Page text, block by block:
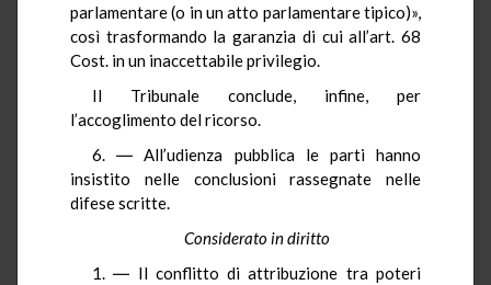
parlamentare (o in un atto parlamentare tipico)»,
così trasformando la garanzia di cui all’art. 68
Cost. in un inaccettabile privilegio.
Il Tribunale conclude, infine, per
l’accoglimento del ricorso.
6. ― All’udienza pubblica le parti hanno
insistito nelle conclusioni rassegnate nelle
difese scritte.
Considerato in diritto
1. ― Il conflitto di attribuzione tra poteri